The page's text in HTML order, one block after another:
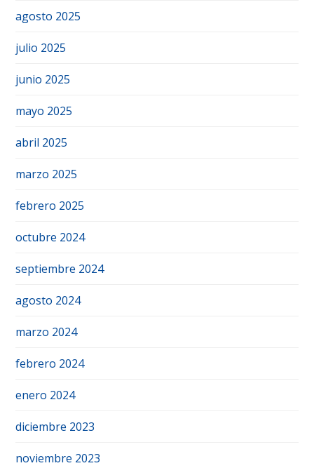
agosto 2025
julio 2025
junio 2025
mayo 2025
abril 2025
marzo 2025
febrero 2025
octubre 2024
septiembre 2024
agosto 2024
marzo 2024
febrero 2024
enero 2024
diciembre 2023
noviembre 2023